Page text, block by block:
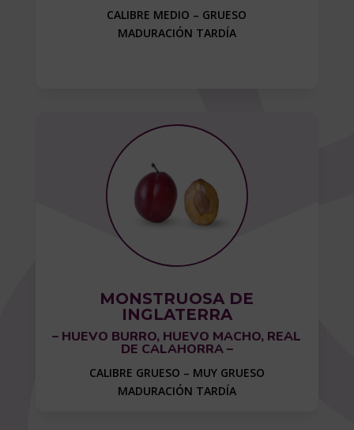
CALIBRE MEDIO – GRUESO
MADURACIÓN TARDÍA
MONSTRUOSA DE
INGLATERRA
– HUEVO BURRO, HUEVO MACHO, REAL
DE CALAHORRA –
CALIBRE GRUESO – MUY GRUESO
MADURACIÓN TARDÍA